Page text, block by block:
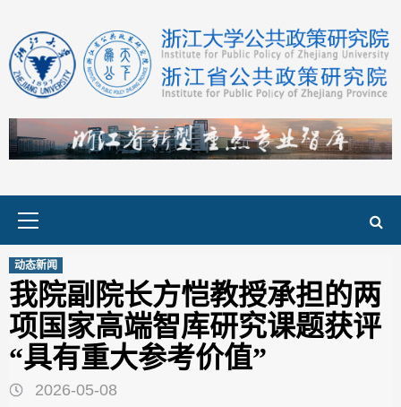
content
动态新闻
我院副院长方恺教授承担的两
项国家高端智库研究课题获评
“具有重大参考价值”
2026-05-08